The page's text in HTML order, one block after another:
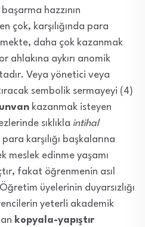
hazzının
çok, karşılığında para
daha çok kazanmak
ahlakına aykırı anomik
Veya yönetici veya
sembolik sermayeyi (4)
kazanmak isteyen
sıklıkla intihal
karşılığı başkalarına
meslek edinme yaşamı
fakat öğrenmenin asıl
üyelerinin duyarsızlığı
yeterli akademik
kopyala-yapıştır